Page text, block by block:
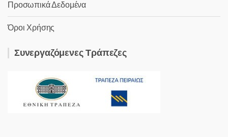
Προσωπικά Δεδομένα
Όροι Χρήσης
Συνεργαζόμενες Τράπεζες